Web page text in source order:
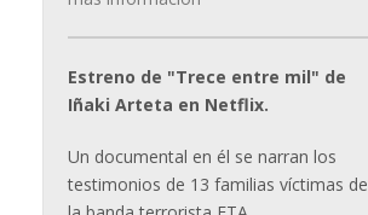
Estreno de "Trece entre mil" de
Iñaki Arteta en Netflix.
Un documental en él se narran los
testimonios de 13 familias víctimas de